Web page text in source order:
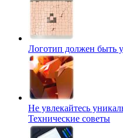
Логотип должен быть
Не увлекайтесь
Технические советы